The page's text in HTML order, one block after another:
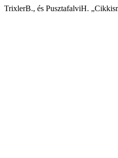
TrixlerB., és PusztafalviH.